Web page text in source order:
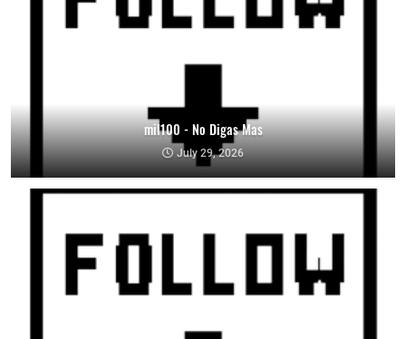
mil100 - No Digas Mas
July 29, 2026